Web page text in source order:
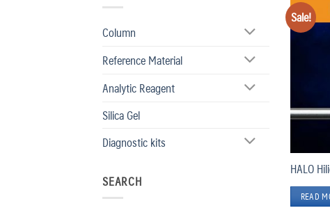
Column
Reference Material
Analytic Reagent
Silica Gel
Diagnostic kits
SEARCH
Sale!
HALO
READ